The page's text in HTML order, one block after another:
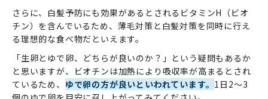
さらに、白髪予防にも効果があるとされるビタミンH（ビオ
チン）を含んでいるため、薄毛対策と白髪対策を同時に行え
る理想的な食べ物だといえます。
「生卵とゆで卵、どちらが良いのか？」という疑問もあるか
と思いますが、ビオチンは加熱により吸収率が高まるとされ
ているため、 ゆで卵の方が良いといわれています。 1日2〜3